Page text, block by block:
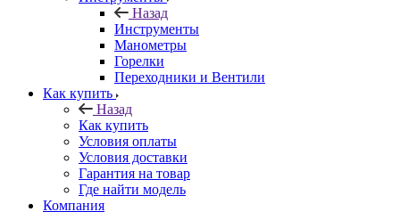
Назад
Инструменты
Манометры
Горелки
Переходники и Вентили
Как купить
Назад
Как купить
Условия оплаты
Условия доставки
Гарантия на товар
Где найти модель
Компания